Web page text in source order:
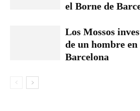
el Borne de
Los Mossos
de un hombre
Barcelona